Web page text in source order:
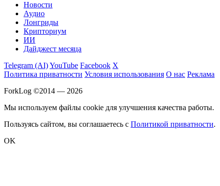
Новости
Аудио
Лонгриды
Крипториум
ИИ
Дайджест месяца
Telegram (AI)YouTube Facebook X
Политика приватности Условия использования О нас Реклама
ForkLog ©2014 — 2026
Мы используем файлы cookie для улучшения качества работы.
Пользуясь сайтом, вы соглашаетесь с Политикой приватности.
OK